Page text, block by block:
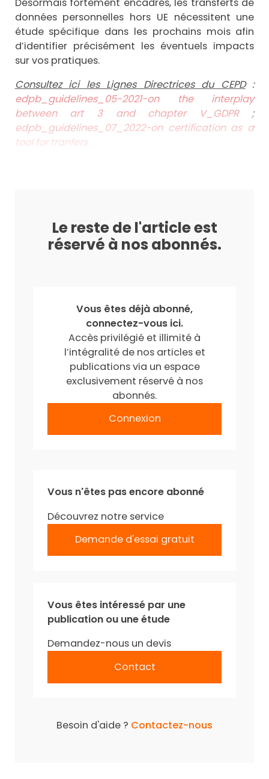
données personnelles hors UE nécessitent une
étude spécifique dans les prochains mois afin
d’identifier précisément les éventuels impacts
sur vos pratiques.
Consultez ici les Lignes Directrices du CEPD:
edpb_guidelines_05-2021-on the interplay
between art 3 and chapter V_GDPR;
edpb_guidelines_07_2022-on certification as a
tool for tranfers
Le reste de l'article est
réservé à nos abonnés.
Vous êtes déjà abonné,
connectez-vous ici.
Accès privilégié et illimité à
l’intégralité de nos articles et
publications via un espace
exclusivement réservé à nos
abonnés.
Connexion
Vous n'êtes pas encore abonné
Découvrez notre service
Demande d'essai gratuit
Vous êtes intéressé par une
publication ou une étude
Demandez-nous un devis
Contact
Besoin d'aide ? Contactez-nous